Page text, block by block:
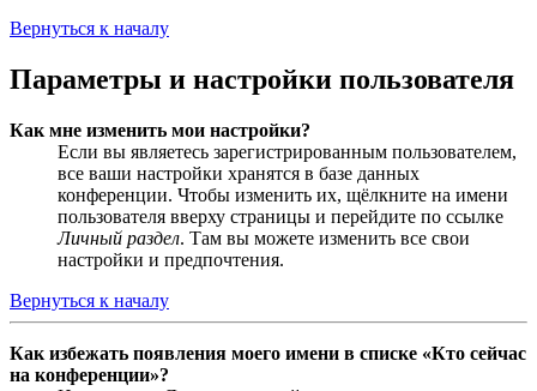
Вернуться к началу
Параметры и настройки пользователя
Как мне изменить мои настройки?
Если вы являетесь зарегистрированным пользователем,
все ваши настройки хранятся в базе данных
конференции. Чтобы изменить их, щёлкните на имени
пользователя вверху страницы и перейдите по ссылке
Личный раздел. Там вы можете изменить все свои
настройки и предпочтения.
Вернуться к началу
Как избежать появления моего имени в списке «Кто сейчас
на конференции»?